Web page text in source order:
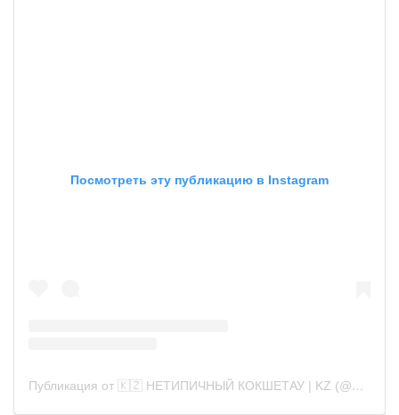
Посмотреть эту публикацию в Instagram
Публикация от 🇰🇿 НЕТИПИЧНЫЙ КОКШЕТАУ | KZ (@netip.kokshe)